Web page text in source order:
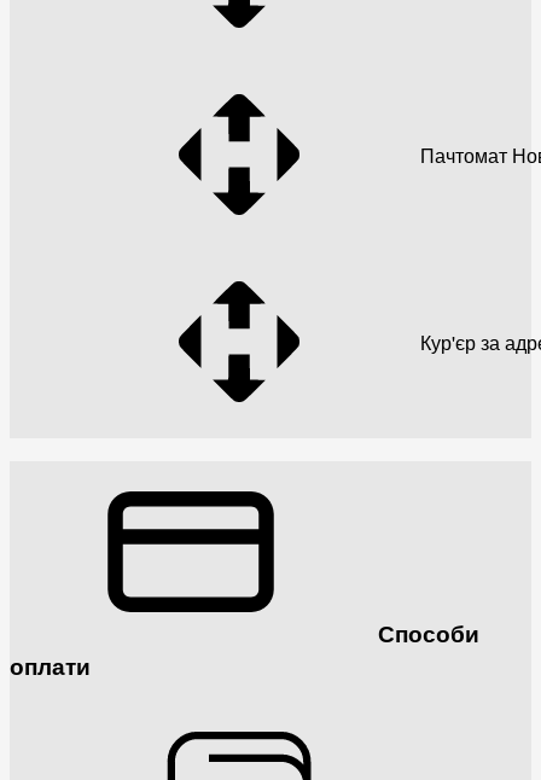
Пачтомат
Кур'єр за
Способи
оплати